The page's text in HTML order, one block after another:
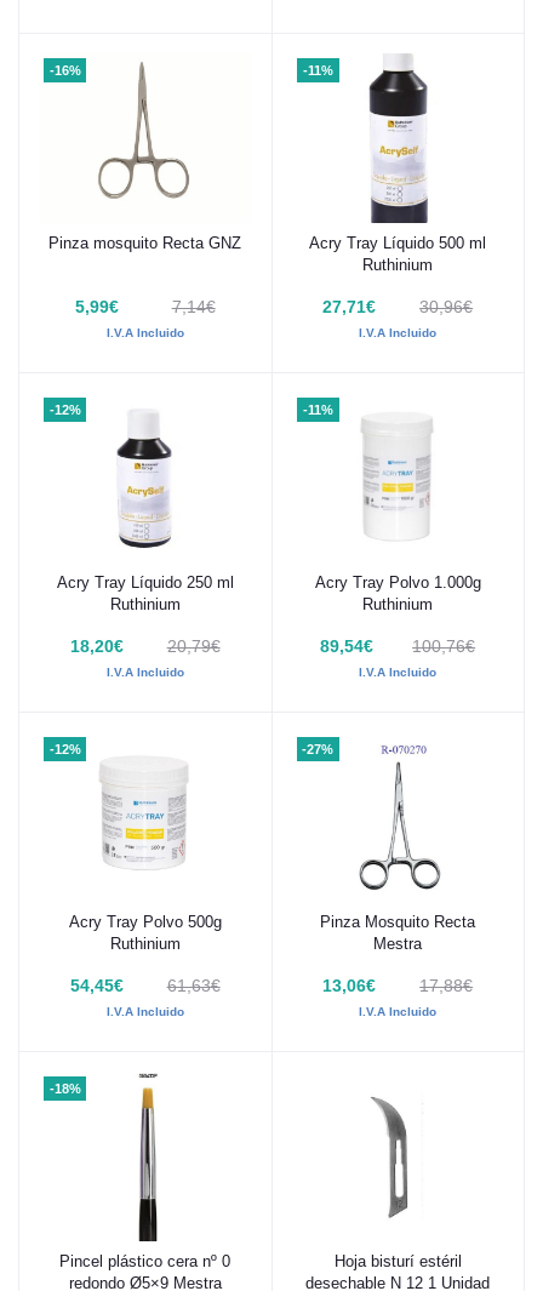
-16%
Añadir al carrito
Pinza mosquito Recta GNZ
5,99€ 7,14€
I.V.A Incluido
-11%
Añadir al carrito
Acry Tray Líquido 500 ml
Ruthinium
27,71€ 30,96€
I.V.A Incluido
-12%
Añadir al carrito
Acry Tray Líquido 250 ml
Ruthinium
18,20€ 20,79€
I.V.A Incluido
-11%
Añadir al carrito
Acry Tray Polvo 1.000g
Ruthinium
89,54€ 100,76€
I.V.A Incluido
-12%
Añadir al carrito
Acry Tray Polvo 500g
Ruthinium
54,45€ 61,63€
I.V.A Incluido
-27%
Añadir al carrito
Pinza Mosquito Recta
Mestra
13,06€ 17,88€
I.V.A Incluido
-18%
Añadir al carrito
Pincel plástico cera nº 0
redondo Ø5×9 Mestra
Añadir al carrito
Hoja bisturí estéril
desechable N 12 1 Unidad